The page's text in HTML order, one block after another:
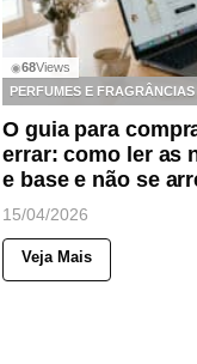
◉68Views
PERFUMES E FRAGRÂNCIAS
O guia para
errar: como ler as
e base e não se
15/04/2026
Veja Mais